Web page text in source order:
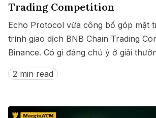
Trading Competition
Echo Protocol vừa công bố góp mặt
trình giao dịch BNB Chain Trading
Binance. Có gì đáng chú ý ở giải
này?
2 min read